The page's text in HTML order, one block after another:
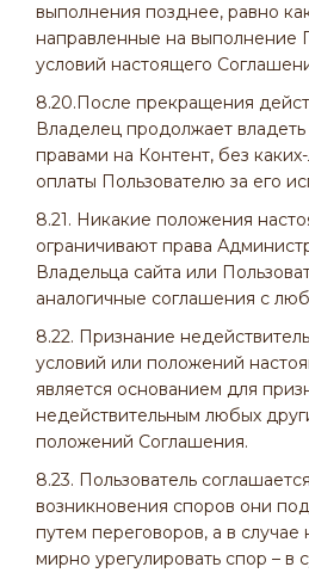
выполнения позднее, равно
направленные на выполнение
условий настоящего
8.20.После прекращения
Владелец продолжает
правами на Контент, без
оплаты Пользователю за его
8.21. Никакие положения
ограничивают права
Владельца сайта или
аналогичные соглашения с
8.22. Признание
условий или положений
является основанием для
недействительным любых
положений Соглашения.
8.23. Пользователь
возникновения споров они
путем переговоров, а в
мирно урегулировать спор –